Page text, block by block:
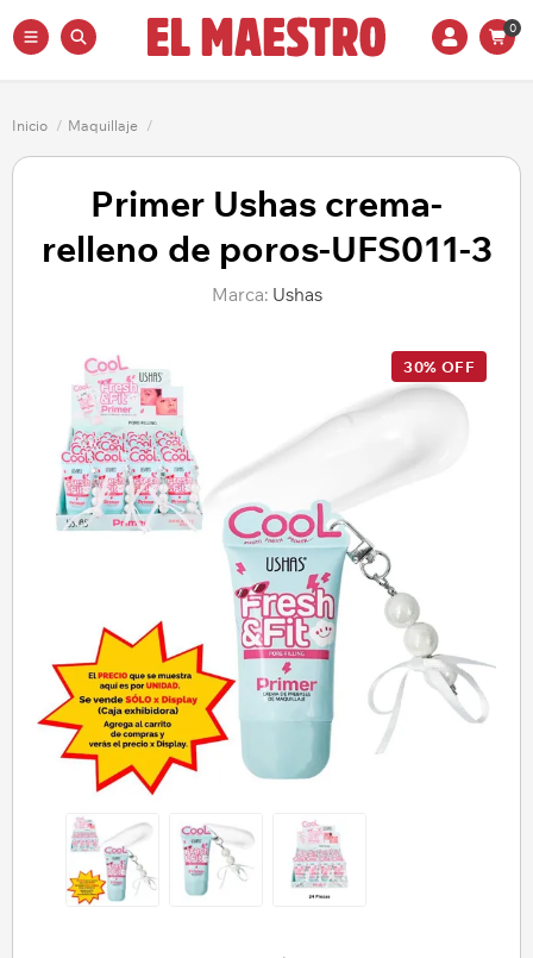
0
Inicio / Maquillaje /
Primer Ushas crema-
relleno de poros-UFS011-3
Marca: Ushas
30% OFF